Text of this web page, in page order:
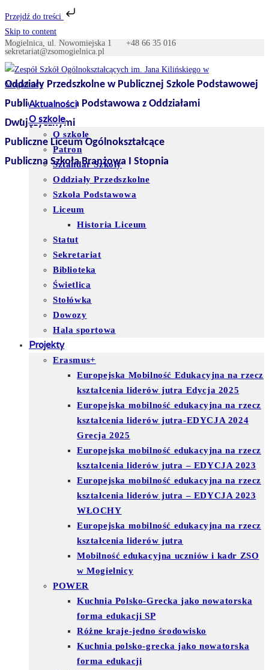
Przejdź do treści
Skip to content
Mogielnica, ul. Nowomiejska 1 +48 66 35 016
sekretariat@zsomogielnica.pl
Oddziały Przedszkolne w Publicznej Szkole Podstawowej
Publiczna Szkoła Podstawowa z Oddziałami
Dwujęzycznymi
Publiczne Liceum Ogólnokształcące
Publiczna Szkoła Branżowa I Stopnia
Aktualności
O szkole
O szkole
Patron
Sztandar Szkoły
Oddziały Przedszkolne
Szkoła Podstawowa
Liceum
Historia Liceum
Statut
Sekretariat
Biblioteka
Świetlica
Stołówka
Dowozy
Hala sportowa
Projekty
Erasmus+
Europejska Mobilność Edukacyjna na rzecz
kształcenia liderów jutra Edycja 2025
Europejska mobilność edukacyjna na rzecz
kształcenia liderów jutra-EDYCJA 2024
Grecja 2025
Europejska mobilność edukacyjna na rzecz
kształcenia liderów jutra – EDYCJA 2023
Europejska mobilność edukacyjna na rzecz
kształcenia liderów jutra – EDYCJA 2023
WŁOCHY
Europejska mobilność edukacyjna na rzecz
kształcenia liderów jutra
Mobilność edukacyjna uczniów i kadr ZSO
w Mogielnicy
POWER
Kuchnia Polsko-Grecka jako nowatorska
forma edukacji SP
Różne kraje-jedno środowisko
Kuchnia polsko-grecka jako nowatorska
forma edukacji